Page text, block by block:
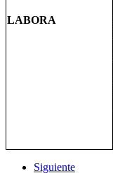
LABORA
Siguiente